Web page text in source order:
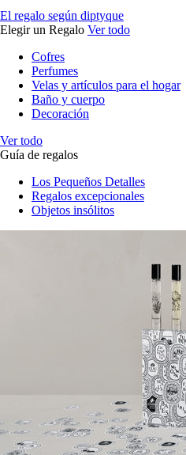
El regalo según diptyque
Elegir un Regalo Ver todo
Cofres
Perfumes
Velas y artículos para el hogar
Baño y cuerpo
Decoración
Ver todo
Guía de regalos
Los Pequeños Detalles
Regalos excepcionales
Objetos insólitos